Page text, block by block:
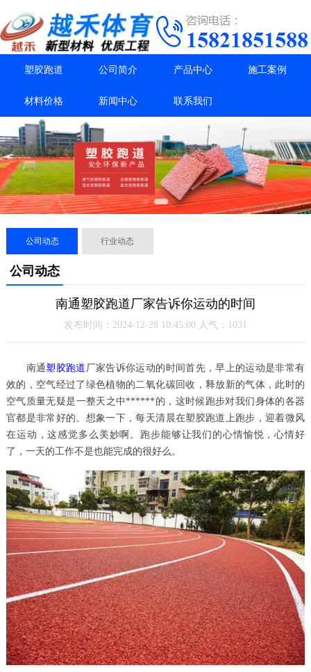
塑胶跑道 公司简介 产品中心 施工案例
材料价格 新闻中心 联系我们
公司动态 行业动态
公司动态
南通塑胶跑道厂家告诉你运动的时间
发布时间：2024-12-28 10:45:00 人气：1031
南通 塑胶跑道 厂家告诉你运动的时间首先，早上的运动是非常有
效的，空气经过了绿色植物的二氧化碳回收，释放新的气体，此时的
空气质量无疑是一整天之中******的，这时候跑步对我们身体的各器
官都是非常好的。想象一下，每天清晨在塑胶跑道上跑步，迎着微风
在运动，这感觉多么美妙啊。跑步能够让我们的心情愉悦，心情好
了，一天的工作不是也能完成的很好么。